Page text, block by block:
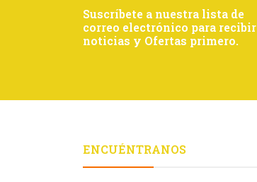
Suscríbete a nuestra lista de
correo electrónico para recibir
noticias y Ofertas primero.
ENCUÉNTRANOS